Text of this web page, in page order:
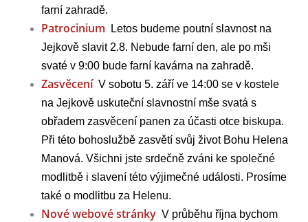
farní zahradě.
Patrocinium
Letos budeme poutní slavnost na
Jejkově slavit 2.8. Nebude farní den, ale po mši
svaté v 9:00 bude farní kavárna na zahradě.
Zasvěcení V sobotu 5. září ve 14:00 se v kostele
na Jejkově uskuteční slavnostní mše svatá s
obřadem zasvěcení panen za účasti otce biskupa.
Při této bohoslužbě zasvětí svůj život Bohu Helena
Manová. Všichni jste srdečně zváni ke společné
modlitbě i slavení této výjimečné události. Prosíme
také o modlitbu za Helenu.
Nové webové stránky V průběhu října bychom